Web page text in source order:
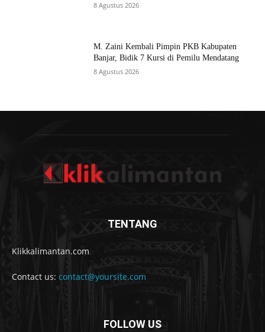
8 Agustus 2026
M. Zaini Kembali Pimpin PKB Kabupaten
Banjar, Bidik 7 Kursi di Pemilu Mendatang
8 Agustus 2026
TENTANG
Klikkalimantan.com
Contact us: contact@yoursite.com
FOLLOW US